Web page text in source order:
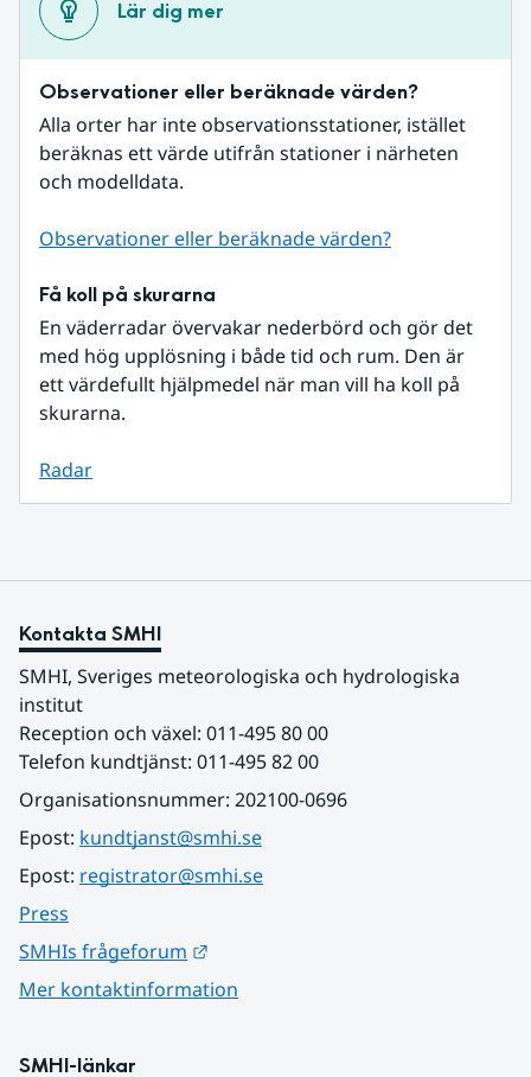
Lär dig mer
Observationer eller beräknade värden?
Alla orter har inte observationsstationer, istället
beräknas ett värde utifrån stationer i närheten
och modelldata.
Observationer eller beräknade värden?
Få koll på skurarna
En väderradar övervakar nederbörd och gör det
med hög upplösning i både tid och rum. Den är
ett värdefullt hjälpmedel när man vill ha koll på
skurarna.
Radar
Kontakta SMHI
SMHI, Sveriges meteorologiska och hydrologiska
institut
Reception och växel: 011-495 80 00
Telefon kundtjänst: 011-495 82 00
Organisationsnummer: 202100-0696
Epost: kundtjanst@smhi.se
Epost: registrator@smhi.se
Press
SMHIs frågeforum
Mer kontaktinformation
SMHI-länkar